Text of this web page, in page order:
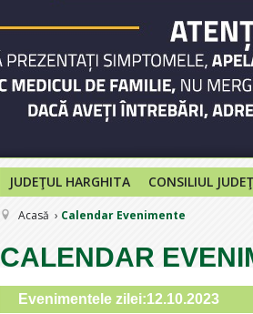
12
JUDEŢUL HARGHITA CONSILIUL
Acasă Calendar Evenimente
CALENDAR
Evenimentele zilei:12.10.2023